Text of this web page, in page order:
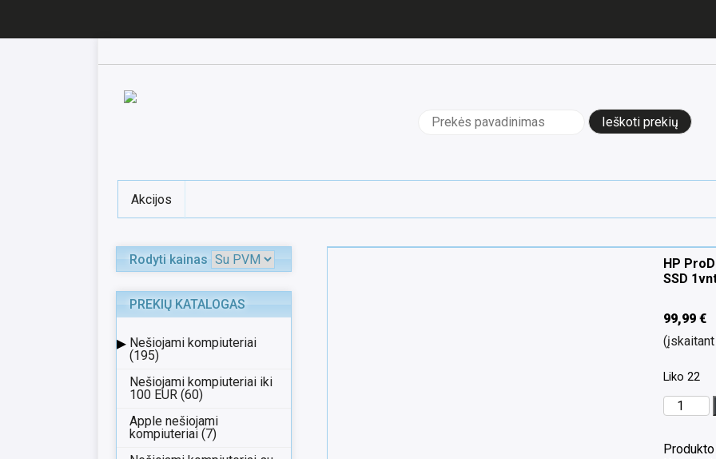
Ieškoti:
Akcijos
Rodyti kainas
PREKIŲ KATALOGAS
▸ Nešiojami kompiuteriai
(195)
Nešiojami kompiuteriai iki
100 EUR (60)
Apple nešiojami
kompiuteriai (7)
HP
SSD
99,99 €
Liko 22
produkto
kiekis:
ProDesk